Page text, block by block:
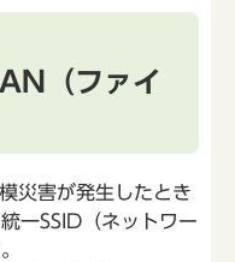
（ファイ
害が発生したとき
一SSID（ネットワー